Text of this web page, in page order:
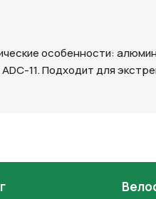
особенности:
11. Подходит для